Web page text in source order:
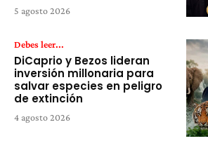
5 agosto 2026
Debes leer...
DiCaprio y Bezos lideran
inversión millonaria para
salvar especies en peligro
de extinción
4 agosto 2026